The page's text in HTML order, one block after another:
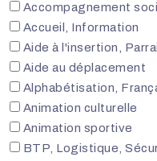
Accompagnement
Accueil, Information
Aide à l'insertion,
Aide au déplacement
Alphabétisation,
Animation culturelle
Animation sportive
BTP, Logistique,